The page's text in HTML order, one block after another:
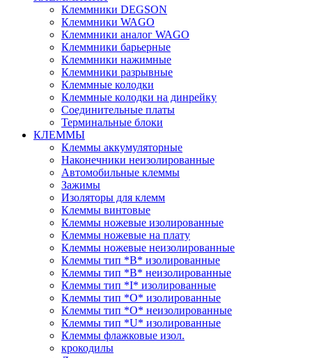
Клеммники DEGSON
Клеммники WAGO
Клеммники аналог WAGO
Клеммники барьерные
Клеммники нажимные
Клеммники разрывные
Клеммные колодки
Клеммные колодки на динрейку
Соединительные платы
Терминальные блоки
КЛЕММЫ
Клеммы аккумуляторные
Наконечники неизолированные
Автомобильные клеммы
Зажимы
Изоляторы для клемм
Клеммы винтовые
Клеммы ножевые изолированные
Клеммы ножевые на плату
Клеммы ножевые неизолированные
Клеммы тип *B* изолированные
Клеммы тип *B* неизолированные
Клеммы тип *I* изолированные
Клеммы тип *O* изолированные
Клеммы тип *O* неизолированные
Клеммы тип *U* изолированные
Клеммы флажковые изол.
крокодилы